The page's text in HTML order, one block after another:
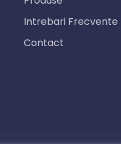
Intrebari Frecvente
Contact